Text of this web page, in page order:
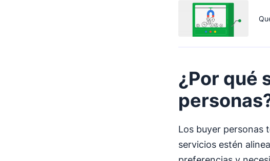
¿Por qué
personas
Los buyer personas
servicios estén